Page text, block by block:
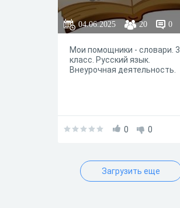
04.06.2025 20 0
Мои помощники - словари. 3
класс. Русский язык.
Внеурочная деятельность.
0 0
Загрузить еще